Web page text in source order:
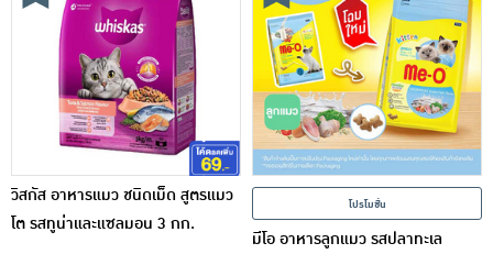
วิสกัส อาหารแมว ชนิดเม็ด สูตรแมว
โต รสทูน่าและแซลมอน 3 กก.
โปรโมชั่น
มีโอ อาหารลูกแมว รสปลาทะเล